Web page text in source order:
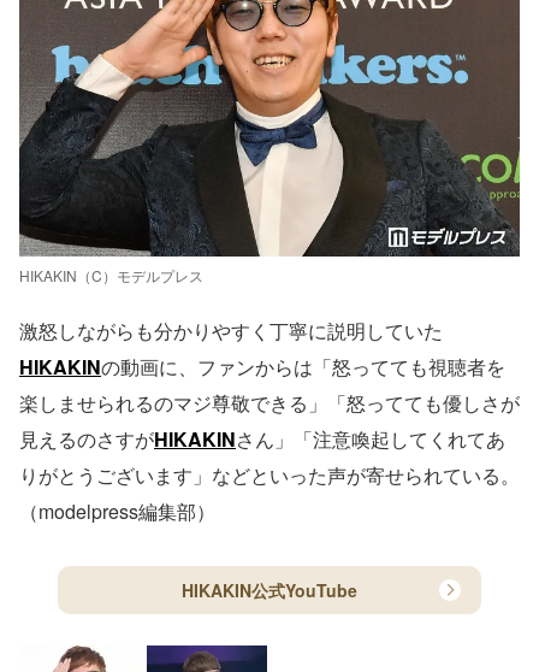
HIKAKIN（C）モデルプレス
激怒しながらも分かりやすく丁寧に説明していた
HIKAKINの動画に、ファンからは「怒ってても視聴者を
楽しませられるのマジ尊敬できる」「怒ってても優しさが
見えるのさすがHIKAKINさん」「注意喚起してくれてあ
りがとうございます」などといった声が寄せられている。
（modelpress編集部）
HIKAKIN公式YouTube